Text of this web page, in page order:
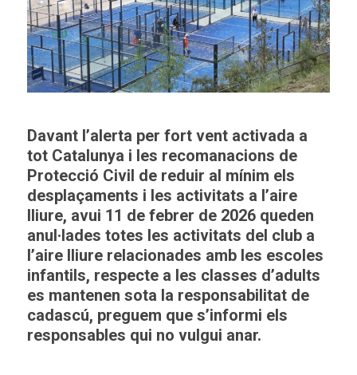
Davant l’alerta per fort vent activada a
tot Catalunya i les recomanacions de
Protecció Civil de reduir al mínim els
desplaçaments i les activitats a l’aire
lliure, avui 11 de febrer de 2026 queden
anul·lades totes les activitats del club a
l’aire lliure relacionades amb les escoles
infantils, respecte a les classes d’adults
es mantenen sota la responsabilitat de
cadascú, preguem que s’informi els
responsables qui no vulgui anar.